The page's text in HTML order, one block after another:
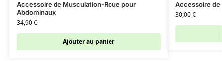
Accessoire de Musculation-Roue pour
Abdominaux
34,90€
Ajouter au panier
Accessoire de
30,00€